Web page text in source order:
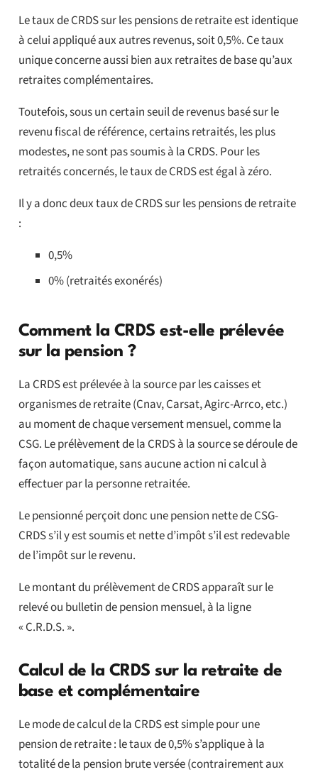
Le taux de CRDS sur les pensions de retraite est identique
à celui appliqué aux autres revenus, soit 0,5%. Ce taux
unique concerne aussi bien aux retraites de base qu’aux
retraites complémentaires.
Toutefois, sous un certain seuil de revenus basé sur le
revenu fiscal de référence, certains retraités, les plus
modestes, ne sont pas soumis à la CRDS. Pour les
retraités concernés, le taux de CRDS est égal à zéro.
Il y a donc deux taux de CRDS sur les pensions de retraite
:
0,5%
0% (retraités exonérés)
Comment la CRDS est-elle prélevée
sur la pension ?
La CRDS est prélevée à la source par les caisses et
organismes de retraite (Cnav, Carsat, Agirc-Arrco, etc.)
au moment de chaque versement mensuel, comme la
CSG. Le prélèvement de la CRDS à la source se déroule de
façon automatique, sans aucune action ni calcul à
effectuer par la personne retraitée.
Le pensionné perçoit donc une pension nette de CSG-
CRDS s’il y est soumis et nette d’impôt s’il est redevable
de l’impôt sur le revenu.
Le montant du prélèvement de CRDS apparaît sur le
relevé ou bulletin de pension mensuel, à la ligne
« C.R.D.S. ».
Calcul de la CRDS sur la retraite de
base et complémentaire
Le mode de calcul de la CRDS est simple pour une
pension de retraite : le taux de 0,5% s’applique à la
totalité de la pension brute versée (contrairement aux